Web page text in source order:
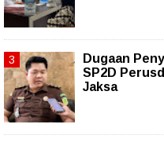
Dugaan
SP2D
Jaksa